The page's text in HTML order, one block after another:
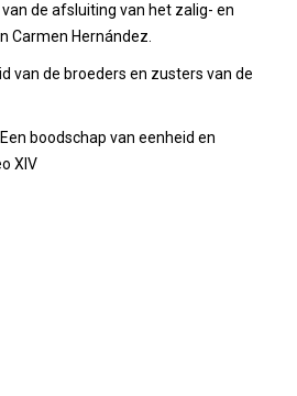
de afsluiting van het zalig- en
Carmen Hernández.
van de broeders en zusters van de
boodschap van eenheid en
XIV